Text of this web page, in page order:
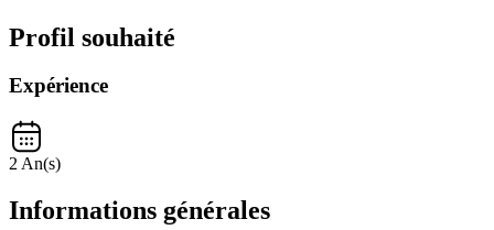
Profil souhaité
Expérience
2 An(s)
Informations générales